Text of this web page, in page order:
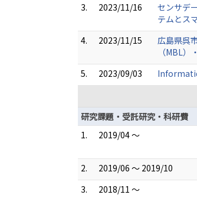
3.
2023/11/16
センサデ
テムとス
4.
2023/11/15
広島県呉
（MBL
5.
2023/09/03
研究課題・受託研究・科研費
1.
2019/04 ～
2.
2019/06 ～ 2019/10
3.
2018/11 ～